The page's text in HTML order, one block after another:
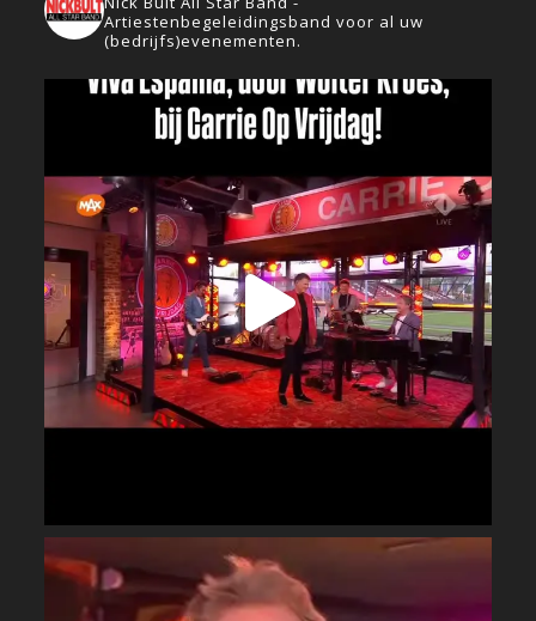
Artiestenbegeleidingsband voor al uw
(bedrijfs)evenementen.